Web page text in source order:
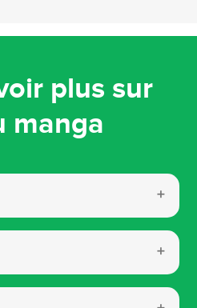
plus sur
manga